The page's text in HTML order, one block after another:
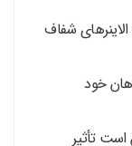
الاینرهای شفاف
خود
تأثیر